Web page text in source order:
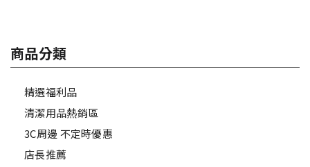
商品分類
精選福利品
清潔用品熱銷區
3C周邊 不定時優惠
店長推薦